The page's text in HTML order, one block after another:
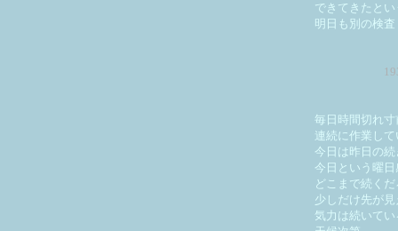
できてきたと
明日も別の検査
毎日時間切れ寸
連続に作業して
今日は昨日の
今日という曜
どこまで続くだ
少しだけ先が
気力は続いてい